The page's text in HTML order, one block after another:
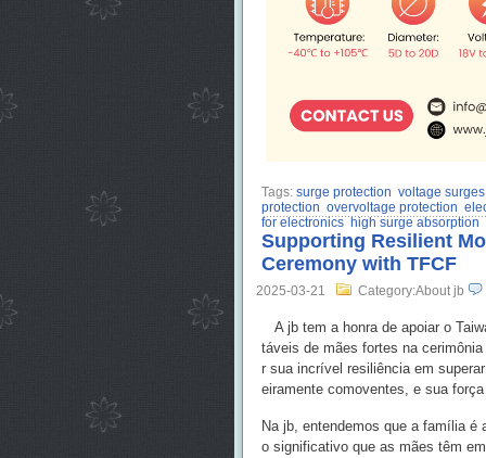
Tags: surge protection voltage surges
protection overvoltage protection
for electronics
high surge absorption
Supporting Resilient
Ceremony with TFCF
2025-03-21 Category:About jb
A jb tem a honra de apoiar o
táveis de mães fortes na
r sua incrível resiliência em
eiramente comoventes, e sua
Na jb, entendemos que a família é
o significativo que as mães têm